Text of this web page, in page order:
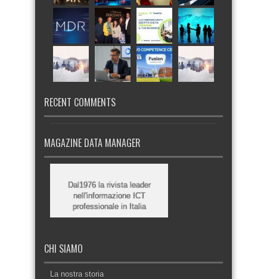
RECENT COMMENTS
MAGAZINE DATA MANAGER
Dal1976 la rivista leader
nell'informazione ICT
professionale in Italia
CHI SIAMO
La nostra storia